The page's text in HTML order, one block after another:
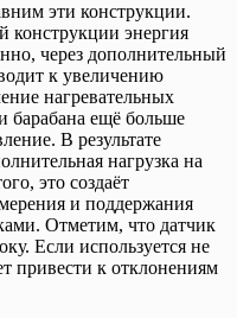
эти конструкции.
конструкции энергия
через дополнительный
к увеличению
нагревательных
барабана ещё больше
В результате
нагрузка на
это создаёт
и поддержания
Отметим, что датчик
Если используется не
привести к отклонениям